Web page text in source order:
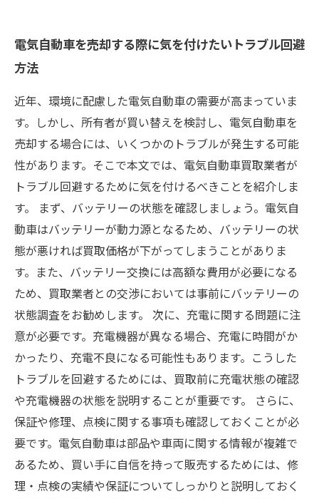
電気自動車を売却する際に気を付けたいトラブル回避
方法
近年、環境に配慮した電気自動車の需要が高まっていま
す。しかし、所有者が買い替えを検討し、電気自動車を
売却する場合には、いくつかのトラブルが発生する可能
性があります。そこで本文では、電気自動車買取業者が
トラブル回避するために気を付けるべきことを紹介しま
す。 まず、バッテリーの状態を確認しましょう。電気自
動車はバッテリーが動力源となるため、バッテリーの状
態が悪ければ買取価格が下がってしまうことがありま
す。また、バッテリー交換には高額な費用が必要になる
ため、買取業者との交渉においては事前にバッテリーの
状態調査をお勧めします。 次に、充電に関する問題に注
意が必要です。充電機器が異なる場合、充電に時間がか
かったり、充電不良になる可能性もあります。こうした
トラブルを回避するためには、買取前に充電状態の確認
や充電機器の状態を説明することが重要です。 さらに、
保証や修理、点検に関する事項も確認しておくことが必
要です。電気自動車は部品や車両に関する情報が複雑で
あるため、買い手に自信を持って販売するためには、修
理・点検の実績や保証についてしっかりと説明しておく